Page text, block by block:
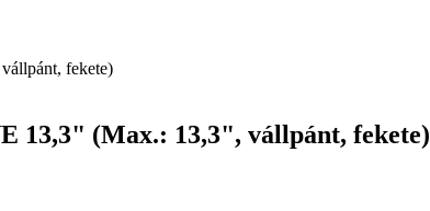
fekete)
13,3" (Max.: 13,3", vállpánt, fekete)